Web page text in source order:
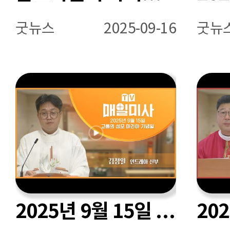
굿뉴스 2025-09-16 굿뉴
2025년 9월 15일 고통의 성모 마리아 기념일 매일미사ㅣ김정일 안드레아 신부 집전